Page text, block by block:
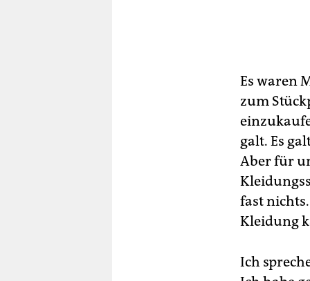
Es waren
zum
galt. Es
Aber für
fast
Kleidung
Ich